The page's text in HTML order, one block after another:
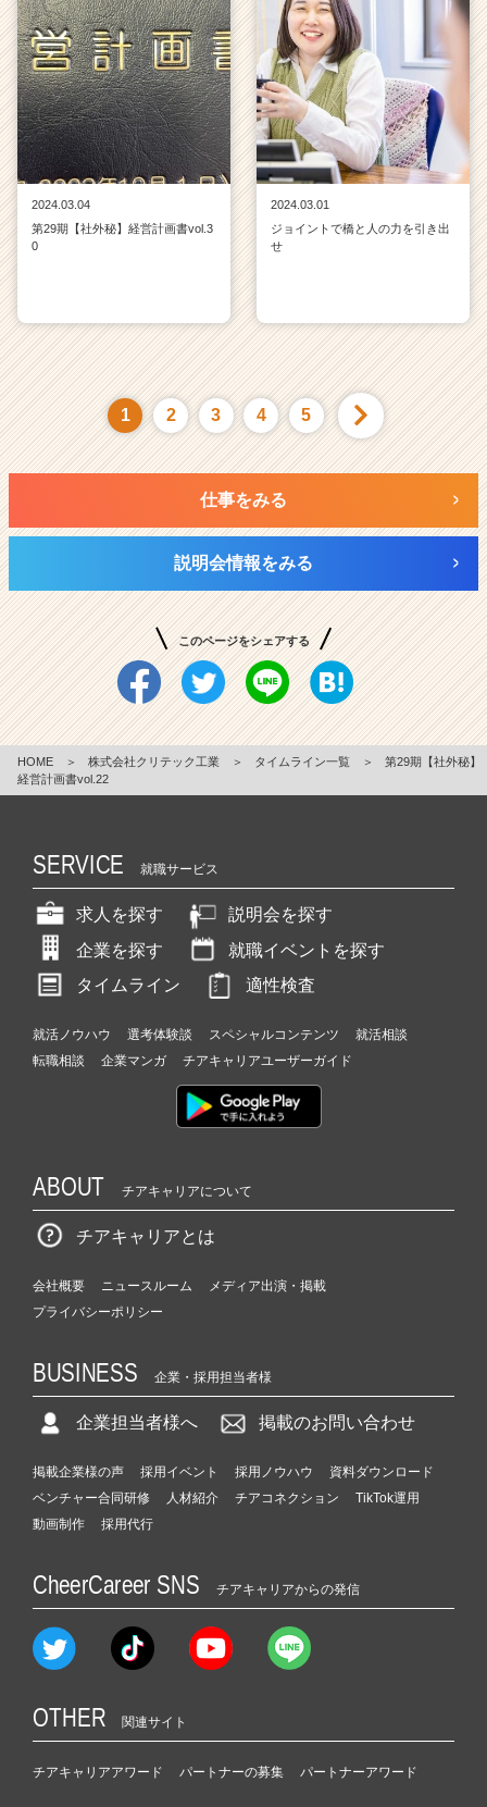
2024.03.04
第29期【社外秘】経営計画書vol.3
0
2024.03.01
ジョイントで橋と人の力を引き出
せ
1 2 3 4 5
仕事をみる
説明会情報をみる
このページをシェアする
HOME ＞ 株式会社クリテック工業 ＞ タイムライン一覧 ＞
第29期【社外秘】
経営計画書vol.22
SERVICE 就職サービス
求人を探す
説明会を探す
企業を探す
就職イベントを探す
タイムライン
適性検査
就活ノウハウ 選考体験談 スペシャルコンテンツ
就活相談
転職相談
企業マンガ チアキャリアユーザーガイド
ABOUT チアキャリアについて
チアキャリアとは
会社概要 ニュースルーム
メディア出演・掲載
プライバシーポリシー
BUSINESS 企業・採用担当者様
企業担当者様へ 掲載のお問い合わせ
掲載企業様の声 採用イベント 採用ノウハウ
資料ダウンロード
ベンチャー合同研修
人材紹介 チアコネクション
TikTok運用
動画制作
採用代行
CheerCareer SNS チアキャリアからの発信
OTHER 関連サイト
チアキャリアアワード パートナーの募集 パートナーアワード